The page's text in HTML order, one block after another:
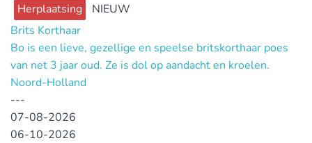
Herplaatsing
NIEUW
Brits Korthaar
Bo is een lieve, gezellige en speelse britskorthaar poes
van net 3 jaar oud. Ze is dol op aandacht en kroelen.
Noord-Holland
---
07-08-2026
06-10-2026